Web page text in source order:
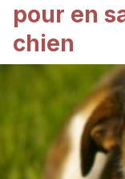
pour en
chien